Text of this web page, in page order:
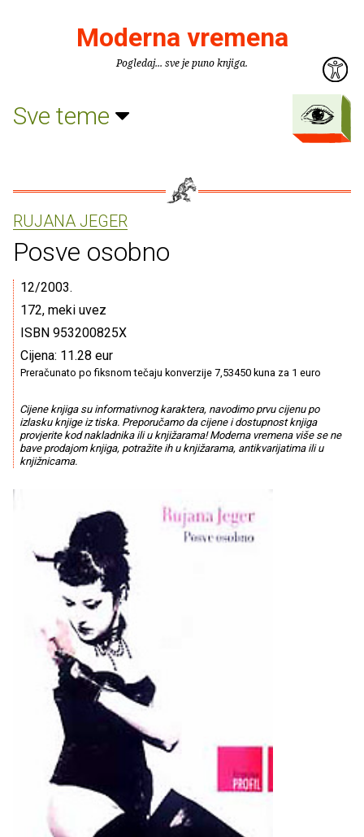
Moderna vremena
Pogledaj... sve je puno knjiga.
Sve teme
RUJANA JEGER
Posve osobno
12/2003.
172, meki uvez
ISBN 953200825X
Cijena: 11.28 eur
Preračunato po fiksnom tečaju konverzije 7,53450 kuna za 1 euro
Cijene knjiga su informativnog karaktera, navodimo prvu cijenu po
izlasku knjige iz tiska. Preporučamo da cijene i dostupnost knjiga
provjerite kod nakladnika ili u knjižarama! Moderna vremena više se ne
bave prodajom knjiga, potražite ih u knjižarama, antikvarijatima ili u
knjižnicama.